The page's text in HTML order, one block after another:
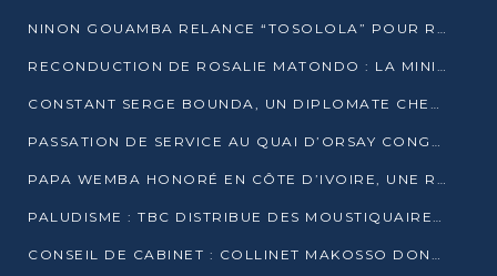
NINON GOUAMBA RELANCE “TOSOLOLA” POUR RENFORCER LE DIALOGUE AVEC LES CITOYENS
RECONDUCTION DE ROSALIE MATONDO : LA MINISTRE PROMET D’ACCÉLÉRER LE TRAITEMENT DES DOSSIERS ET DE RELEVER DE NOUVEAUX DÉFIS
CONSTANT SERGE BOUNDA, UN DIPLOMATE CHEVRONNÉ AUX COMMANDES DES AFFAIRES ÉTRANGÈRES
PASSATION DE SERVICE AU QUAI D’ORSAY CONGOLAIS : GAKOSSO PASSE LE FLAMBEAU À BOUNDA
PAPA WEMBA HONORÉ EN CÔTE D’IVOIRE, UNE RUE PORTE DÉSORMAIS SON NOM
PALUDISME : TBC DISTRIBUE DES MOUSTIQUAIRES DANS DEUX CSI DE BRAZZAVILLE
CONSEIL DE CABINET : COLLINET MAKOSSO DONNE SES DERNIÈRES ORIENTATIONS